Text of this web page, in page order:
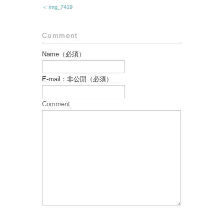
＜ img_7419
Comment
Name（必須）
E-mail：非公開（必須）
Comment